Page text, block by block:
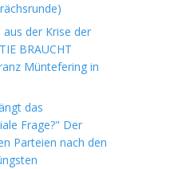
der Krise der
BRAUCHT
Müntefering in
das
Frage?" Der
Parteien nach den